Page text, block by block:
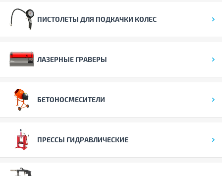
ПИСТОЛЕТЫ ДЛЯ ПОДКАЧКИ КОЛЕС
ЛАЗЕРНЫЕ ГРАВЕРЫ
БЕТОНОСМЕСИТЕЛИ
ПРЕССЫ ГИДРАВЛИЧЕСКИЕ